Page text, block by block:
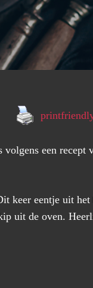
een recept
keer eentje uit het
uit de oven.